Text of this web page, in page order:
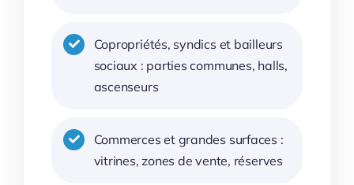
Copropriétés, syndics et bailleurs
sociaux : parties communes, halls,
ascenseurs
Commerces et grandes surfaces :
vitrines, zones de vente, réserves